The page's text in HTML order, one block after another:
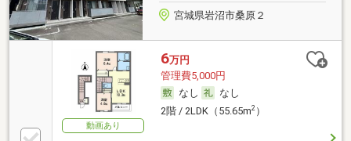
宮城県岩沼市桑原２
動画あり
6万円
管理費5,000円
なし
なし
2階 / 2LDK（55.65m2）